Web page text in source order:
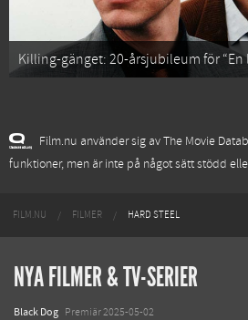
Killing-gänget: 20-årsjubileum för “En
Film.nu använder sig av The Movie
funktioner, men är inte på något sätt stödd
FILM.NU FILMER HARD STEEL
NYA FILMER & TV-SERIER
Black Dog Premiär 2025-05-02